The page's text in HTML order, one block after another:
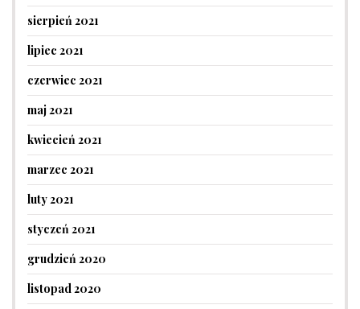
sierpień 2021
lipiec 2021
czerwiec 2021
maj 2021
kwiecień 2021
marzec 2021
luty 2021
styczeń 2021
grudzień 2020
listopad 2020